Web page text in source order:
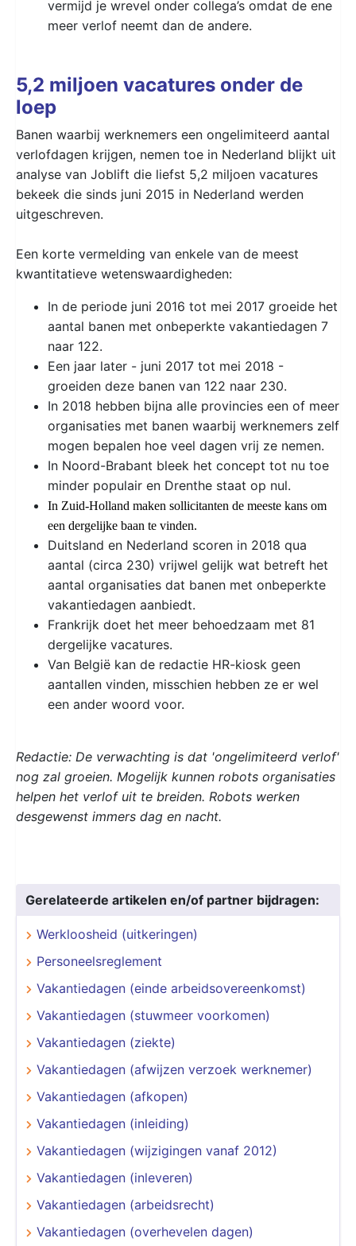
vermijd je wrevel onder collega’s omdat de ene
meer verlof neemt dan de andere.
5,2 miljoen vacatures onder de
loep
Banen waarbij werknemers een ongelimiteerd aantal
verlofdagen krijgen, nemen toe in Nederland blijkt uit
analyse van Joblift die liefst 5,2 miljoen vacatures
bekeek die sinds juni 2015 in Nederland werden
uitgeschreven.
Een korte vermelding van enkele van de meest
kwantitatieve wetenswaardigheden:
In de periode juni 2016 tot mei 2017 groeide het
aantal banen met onbeperkte vakantiedagen 7
naar 122.
Een jaar later - juni 2017 tot mei 2018 -
groeiden deze banen van 122 naar 230.
In 2018 hebben bijna alle provincies een of meer
organisaties met banen waarbij werknemers zelf
mogen bepalen hoe veel dagen vrij ze nemen.
In Noord-Brabant bleek het concept tot nu toe
minder populair en Drenthe staat op nul.
In Zuid-Holland maken sollicitanten de meeste kans om
een dergelijke baan te vinden.
Duitsland en Nederland scoren in 2018 qua
aantal (circa 230) vrijwel gelijk wat betreft het
aantal organisaties dat banen met onbeperkte
vakantiedagen aanbiedt.
Frankrijk doet het meer behoedzaam met 81
dergelijke vacatures.
Van België kan de redactie HR-kiosk geen
aantallen vinden, misschien hebben ze er wel
een ander woord voor.
Redactie: De verwachting is dat 'ongelimiteerd verlof'
nog zal groeien. Mogelijk kunnen robots organisaties
helpen het verlof uit te breiden. Robots werken
desgewenst immers dag en nacht.
Gerelateerde artikelen en/of partner bijdragen:
Werkloosheid (uitkeringen)
Personeelsreglement
Vakantiedagen (einde arbeidsovereenkomst)
Vakantiedagen (stuwmeer voorkomen)
Vakantiedagen (ziekte)
Vakantiedagen (afwijzen verzoek werknemer)
Vakantiedagen (afkopen)
Vakantiedagen (inleiding)
Vakantiedagen (wijzigingen vanaf 2012)
Vakantiedagen (inleveren)
Vakantiedagen (arbeidsrecht)
Vakantiedagen (overhevelen dagen)